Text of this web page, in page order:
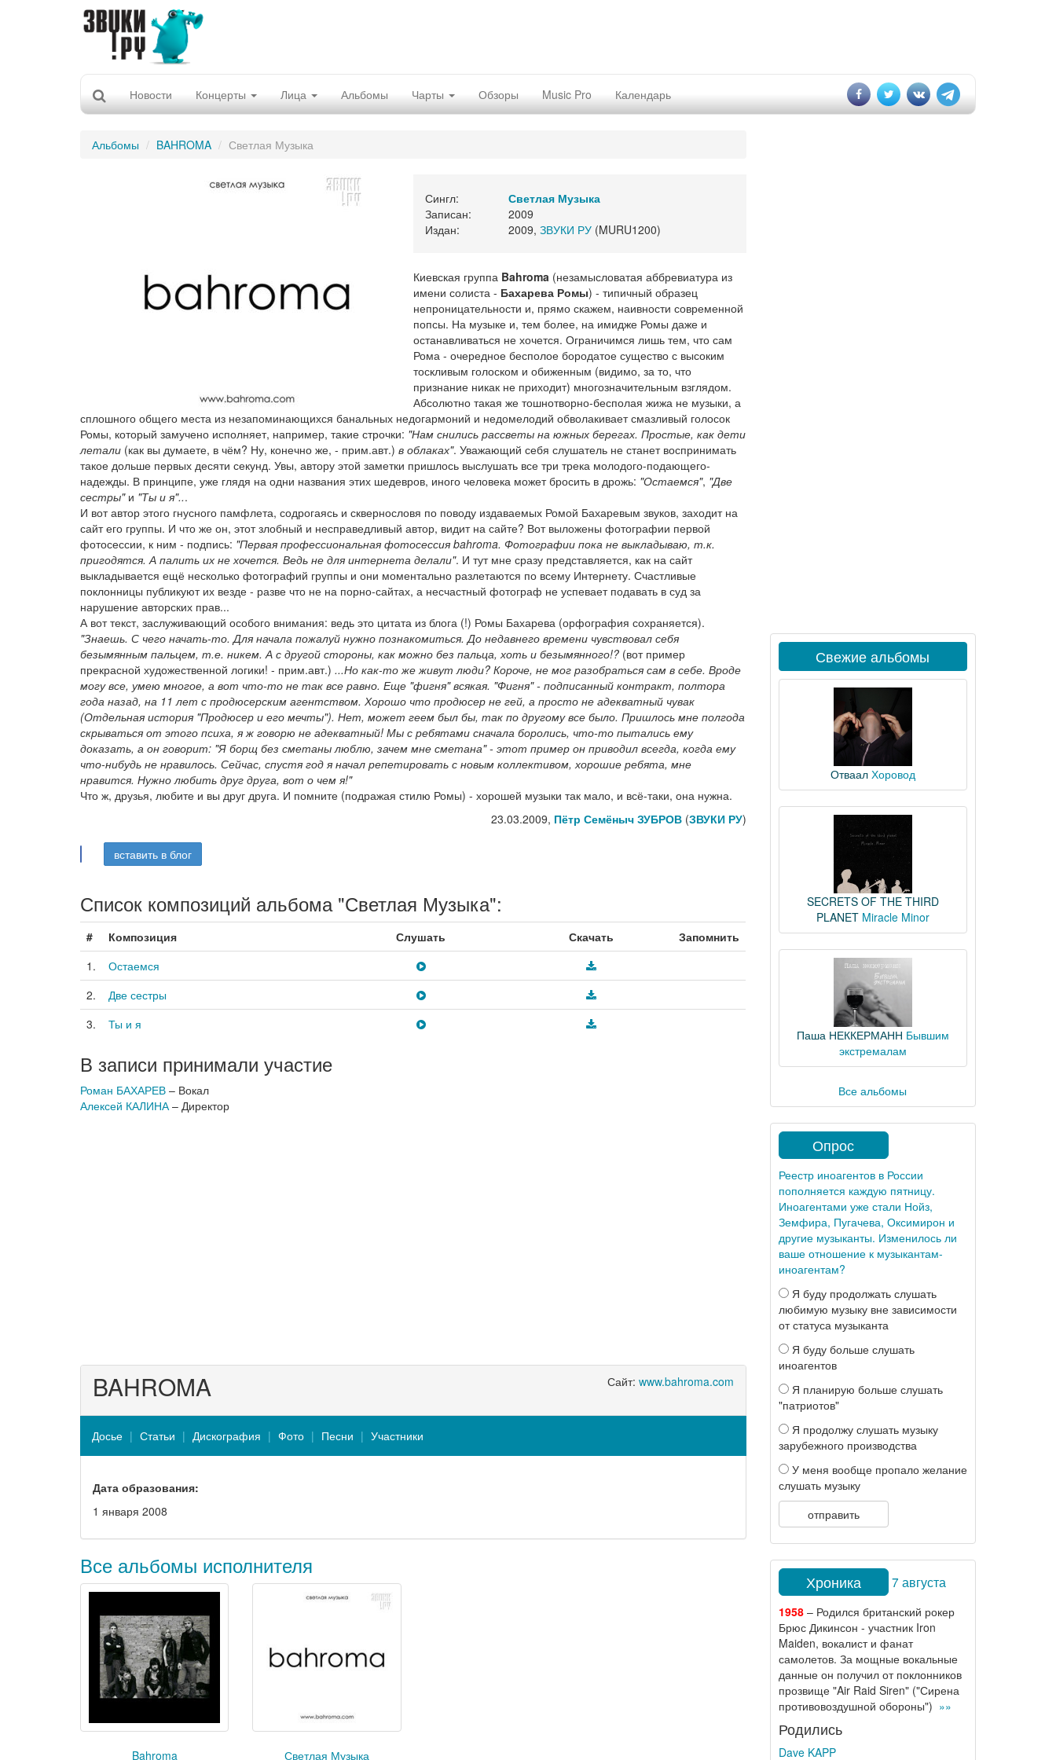
Новости Концерты Лица Альбомы Чарты Обзоры Music Pro Календарь
Альбомы BAHROMA Светлая Музыка
Сингл:
Светлая Музыка
Записан:
2009
Издан:
2009, ЗВУКИ РУ(MURU1200)
Киевская группа Bahroma(незамысловатая аббревиатура из
имени солиста - Бахарева Ромы) - типичный образец
непроницательности и, прямо скажем, наивности современной
попсы. На музыке и, тем более, на имидже Ромы даже и
останавливаться не хочется. Ограничимся лишь тем, что сам
Рома - очередное бесполое бородатое существо с высоким
тоскливым голоском и обиженным (видимо, за то, что
признание никак не приходит) многозначительным взглядом.
Абсолютно такая же тошнотворно-бесполая жижа не музыки, а
сплошного общего места из незапоминающихся банальных недогармоний и недомелодий обволакивает смазливый голосок
Ромы, который замучено исполняет, например, такие строчки: "Нам снились рассветы на южных берегах. Простые, как дети
летали (как вы думаете, в чём? Ну, конечно же, - прим.авт.) в облаках". Уважающий себя слушатель не станет воспринимать
такое дольше первых десяти секунд. Увы, автору этой заметки пришлось выслушать все три трека молодого-подающего-
надежды. В принципе, уже глядя на одни названия этих шедевров, иного человека может бросить в дрожь: "Остаемся", "Две
сестры"и "Ты и я"...
И вот автор этого гнусного памфлета, содрогаясь и сквернословя по поводу издаваемых Ромой Бахаревым звуков, заходит на
сайт его группы. И что же он, этот злобный и несправедливый автор, видит на сайте? Вот выложены фотографии первой
фотосессии, к ним - подпись: "Первая профессиональная фотосессия bahroma. Фотографии пока не выкладываю, т.к.
пригодятся. А палить их не хочется. Ведь не для интернета делали". И тут мне сразу представляется, как на сайт
выкладывается ещё несколько фотографий группы и они моментально разлетаются по всему Интернету. Счастливые
поклонницы публикуют их везде - разве что не на порно-сайтах, а несчастный фотограф не успевает подавать в суд за
нарушение авторских прав...
А вот текст, заслуживающий особого внимания: ведь это цитата из блога (!) Ромы Бахарева (орфография сохраняется).
"Знаешь. С чего начать-то. Для начала пожалуй нужно познакомиться. До недавнего времени чувствовал себя
безымянным пальцем, т.е. никем. А с другой стороны, как можно без пальца, хоть и безымянного!? (вот пример
прекрасной художественной логики! - прим.авт.) ...Но как-то же живут люди? Короче, не мог разобраться сам в себе. Вроде
могу все, умею многое, а вот что-то не так все равно. Еще "фигня" всякая. "Фигня" - подписанный контракт, полтора
года назад, на 11 лет с продюсерским агентством. Хорошо что продюсер не гей, а просто не адекватный чувак
(Отдельная история "Продюсер и его мечты"). Нет, может геем был бы, так по другому все было. Пришлось мне полгода
скрываться от этого психа, я ж говорю не адекватный! Мы с ребятами сначала боролись, что-то пытались ему
доказать, а он говорит: "Я борщ без сметаны люблю, зачем мне сметана" - этот пример он приводил всегда, когда ему
что-нибудь не нравилось. Сейчас, спустя год я начал репетировать с новым коллективом, хорошие ребята, мне
нравится. Нужно любить друг друга, вот о чем я!"
Что ж, друзья, любите и вы друг друга. И помните (подражая стилю Ромы) - хорошей музыки так мало, и всё-таки, она нужна.
23.03.2009, Пётр Семёныч ЗУБРОВ(ЗВУКИ РУ)
вставить в блог
Список композиций альбома "Светлая Музыка":
# Композиция Слушать Скачать
Запомнить
1.
Остаемся
2.
Две сестры
3.
Ты и я
В записи принимали участие
Роман БАХАРЕВ – Вокал
Алексей КАЛИНА– Директор
Сайт: www.bahroma.com
BAHROMA
Досье Статьи Дискография Фото Песни Участники
Дата образования:
1 января 2008
Все альбомы исполнителя
Bahroma Светлая Музыка
Свежие альбомы
Отваал Хоровод
SECRETS OF THE THIRD
PLANET Miracle Minor
Паша НЕККЕРМАНН Бывшим
экстремалам
Все альбомы
Опрос
Реестр иноагентов в России
пополняется каждую пятницу.
Иноагентами уже стали Нойз,
Земфира, Пугачева, Оксимирон и
другие музыканты. Изменилось ли
ваше отношение к музыкантам-
иноагентам?
Я буду продолжать слушать
любимую музыку вне зависимости
от статуса музыканта
Я буду больше слушать
иноагентов
Я планирую больше слушать
"патриотов"
Я продолжу слушать музыку
зарубежного производства
У меня вообще пропало желание
слушать музыку
отправить
Хроника 7 августа
1958– Родился британский рокер
Брюс Дикинсон - участник Iron
Maiden, вокалист и фанат
самолетов. За мощные вокальные
данные он получил от поклонников
прозвище "Air Raid Siren" ("Сирена
противовоздушной обороны") »»
Родились
Dave KAPP